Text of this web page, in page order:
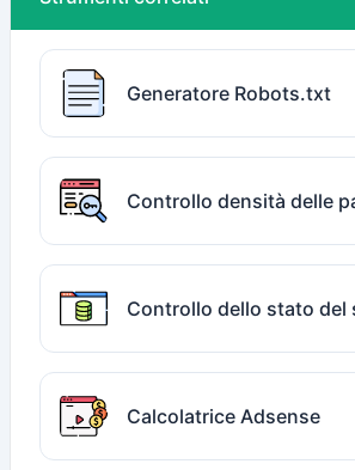
Generatore Robots.txt
Controllo densità delle
Controllo dello stato del
Calcolatrice Adsense